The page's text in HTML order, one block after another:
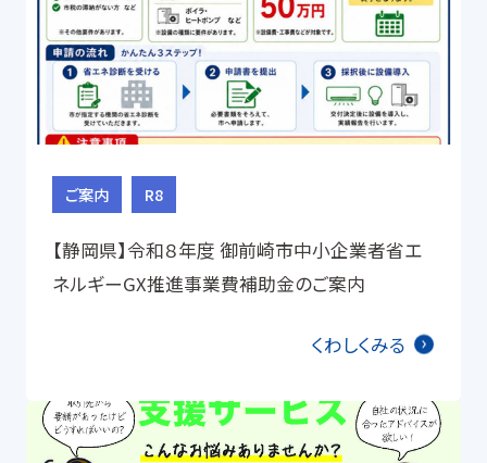
ご案内 R8
【静岡県】令和８年度 御前崎市中小企業者省エ
ネルギーGX推進事業費補助金のご案内
くわしくみる